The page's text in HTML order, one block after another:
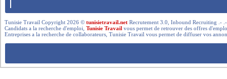
Tunisie Travail Copyright 2026 ©tunisietravail.net Recrutement 3.0, Inbound Recruiting .-
Candidats a la recherche d'emploi,Tunisie Travail vous permet de retrouver des offres
Entreprises a la recherche de collaborateurs, Tunisie Travail vous permet de diffuser vos